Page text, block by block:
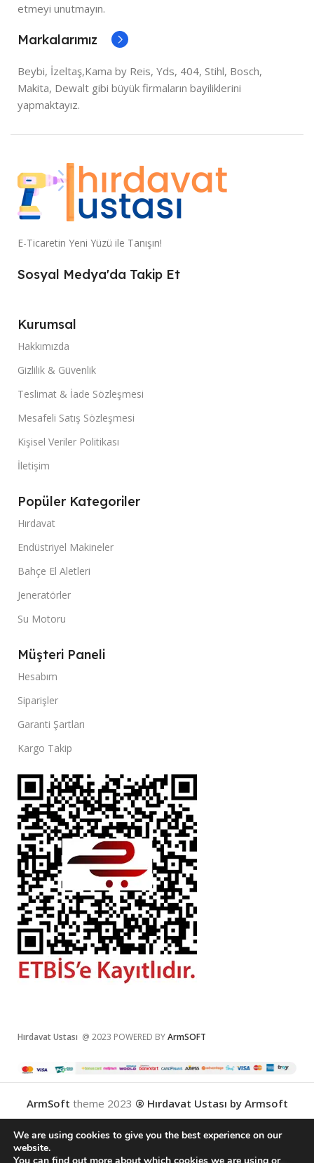
etmeyi unutmayın.
Markalarımız
Beybi, İzeltaş,Kama by Reis, Yds, 404, Stihl, Bosch,
Makita, Dewalt gibi büyük firmaların bayiliklerini
yapmaktayız.
E-Ticaretin Yeni Yüzü ile Tanışın!
Sosyal Medya'da Takip Et
Kurumsal
Hakkımızda
Gizlilik & Güvenlik
Teslimat & İade Sözleşmesi
Mesafeli Satış Sözleşmesi
Kişisel Veriler Politikası
İletişim
Popüler Kategoriler
Hırdavat
Endüstriyel Makineler
Bahçe El Aletleri
Jeneratörler
Su Motoru
Müşteri Paneli
Hesabım
Siparişler
Garanti Şartları
Kargo Takip
Hırdavat Ustası @ 2023 POWERED BYArmSOFT
ArmSoft theme 2023 ® Hırdavat Ustası by Armsoft
We are using cookies to give you the best experience on our
website.